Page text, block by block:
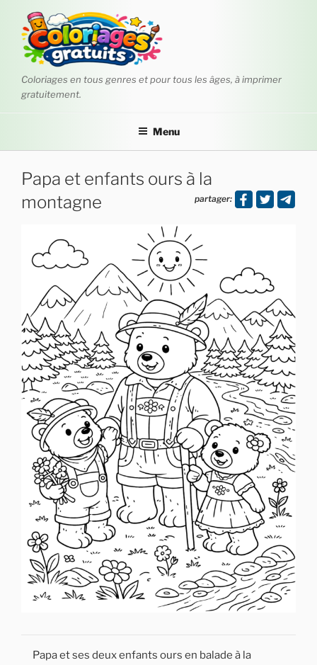
contenu
principal
Coloriages en tous genres et pour tous les âges, à imprimer
gratuitement.
Menu
Papa et enfants ours à la
montagne
partager:
Papa et ses deux enfants ours en balade à la